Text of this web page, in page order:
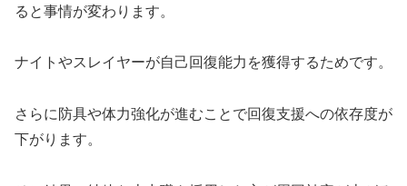
ると事情が変わります。
ナイトやスレイヤーが自己回復能力を獲得するためです。
さらに防具や体力強化が進むことで回復支援への依存度が
下がります。